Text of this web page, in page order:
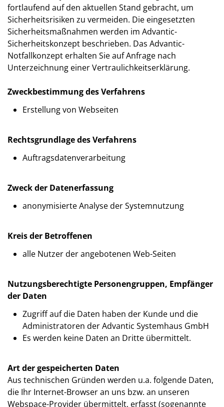
fortlaufend auf den aktuellen Stand gebracht, um
Sicherheitsrisiken zu vermeiden. Die eingesetzten
Sicherheitsmaßnahmen werden im Advantic-
Sicherheitskonzept beschrieben. Das Advantic-
Notfallkonzept erhalten Sie auf Anfrage nach
Unterzeichnung einer Vertraulichkeitserklärung.
Zweckbestimmung des Verfahrens
Erstellung von Webseiten
Rechtsgrundlage des Verfahrens
Auftragsdatenverarbeitung
Zweck der Datenerfassung
anonymisierte Analyse der Systemnutzung
Kreis der Betroffenen
alle Nutzer der angebotenen Web-Seiten
Nutzungsberechtigte Personengruppen, Empfänger
der Daten
Zugriff auf die Daten haben der Kunde und die
Administratoren der Advantic Systemhaus GmbH
Es werden keine Daten an Dritte übermittelt.
Art der gespeicherten Daten
Aus technischen Gründen werden u.a. folgende Daten,
die Ihr Internet-Browser an uns bzw. an unseren
Webspace-Provider übermittelt, erfasst (sogenannte